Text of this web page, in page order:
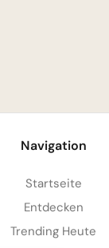
Navigation
Startseite
Entdecken
Trending Heute